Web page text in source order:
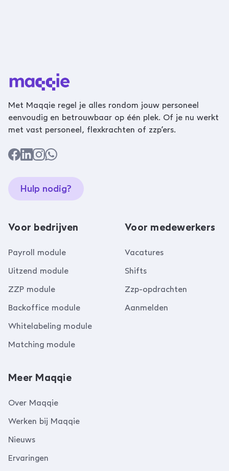
Met Maqqie regel je alles rondom jouw personeel
eenvoudig en betrouwbaar op één plek. Of je nu werkt
met vast personeel, flexkrachten of zzp’ers.
Hulp nodig?
Voor bedrijven
Payroll module
Uitzend module
ZZP module
Backoffice module
Whitelabeling module
Matching module
Voor medewerkers
Vacatures
Shifts
Zzp-opdrachten
Aanmelden
Meer Maqqie
Over Maqqie
Werken bij Maqqie
Nieuws
Ervaringen